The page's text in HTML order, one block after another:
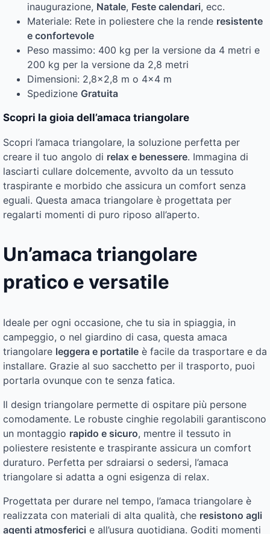
inaugurazione, Natale, Feste calendari, ecc.
Materiale: Rete in poliestere che la rende resistente
e confortevole
Peso massimo: 400 kg per la versione da 4 metri e
200 kg per la versione da 2,8 metri
Dimensioni: 2,8×2,8 m o 4×4 m
Spedizione Gratuita
Scopri la gioia dell’amaca triangolare
Scopri l’amaca triangolare, la soluzione perfetta per
creare il tuo angolo di relax e benessere. Immagina di
lasciarti cullare dolcemente, avvolto da un tessuto
traspirante e morbido che assicura un comfort senza
eguali. Questa amaca triangolare è progettata per
regalarti momenti di puro riposo all’aperto.
Un’amaca triangolare
pratico e versatile
Ideale per ogni occasione, che tu sia in spiaggia, in
campeggio, o nel giardino di casa, questa amaca
triangolare leggera e portatile è facile da trasportare e da
installare. Grazie al suo sacchetto per il trasporto, puoi
portarla ovunque con te senza fatica.
Il design triangolare permette di ospitare più persone
comodamente. Le robuste cinghie regolabili garantiscono
un montaggio rapido e sicuro, mentre il tessuto in
poliestere resistente e traspirante assicura un comfort
duraturo. Perfetta per sdraiarsi o sedersi, l’amaca
triangolare si adatta a ogni esigenza di relax.
Progettata per durare nel tempo, l’amaca triangolare è
realizzata con materiali di alta qualità, che resistono agli
agenti atmosferici e all’usura quotidiana. Goditi momenti